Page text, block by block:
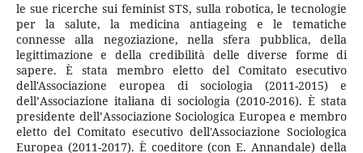
le sue ricerche sui feminist STS, sulla robotica, le tecnologie
per la salute, la medicina antiageing e le tematiche
connesse alla negoziazione, nella sfera pubblica, della
legittimazione e della credibilità delle diverse forme di
sapere. È stata membro eletto del Comitato esecutivo
dell'Associazione europea di sociologia (2011-2015) e
dell’Associazione italiana di sociologia (2010-2016). È stata
presidente dell’Associazione Sociologica Europea e membro
eletto del Comitato esecutivo dell'Associazione Sociologica
Europea (2011-2017). È coeditore (con E. Annandale) della